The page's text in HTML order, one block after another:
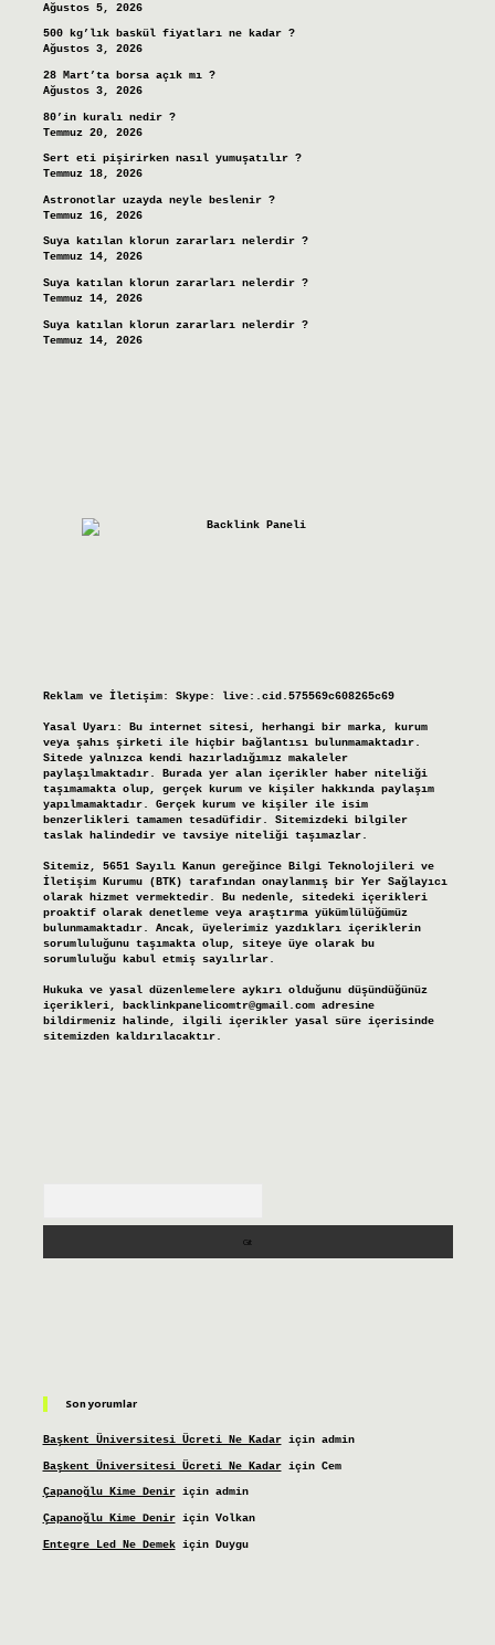
Ağustos 5, 2026
500 kg’lık baskül fiyatları ne kadar ?
Ağustos 3, 2026
28 Mart’ta borsa açık mı ?
Ağustos 3, 2026
80’in kuralı nedir ?
Temmuz 20, 2026
Sert eti pişirirken nasıl yumuşatılır ?
Temmuz 18, 2026
Astronotlar uzayda neyle beslenir ?
Temmuz 16, 2026
Suya katılan klorun zararları nelerdir ?
Temmuz 14, 2026
Suya katılan klorun zararları nelerdir ?
Temmuz 14, 2026
Suya katılan klorun zararları nelerdir ?
Temmuz 14, 2026
Reklam ve İletişim: Skype: live:.cid.575569c608265c69
Yasal Uyarı:
Bu internet sitesi, herhangi bir marka, kurum
veya şahıs şirketi ile hiçbir bağlantısı bulunmamaktadır.
Sitede yalnızca kendi hazırladığımız makaleler
paylaşılmaktadır. Burada yer alan içerikler haber niteliği
taşımamakta olup, gerçek kurum ve kişiler hakkında paylaşım
yapılmamaktadır. Gerçek kurum ve kişiler ile isim
benzerlikleri tamamen tesadüfidir. Sitemizdeki bilgiler
taslak halindedir ve tavsiye niteliği taşımazlar.
Sitemiz, 5651 Sayılı Kanun gereğince Bilgi Teknolojileri ve
İletişim Kurumu (BTK) tarafından onaylanmış bir Yer Sağlayıcı
olarak hizmet vermektedir. Bu nedenle, sitedeki içerikleri
proaktif olarak denetleme veya araştırma yükümlülüğümüz
bulunmamaktadır. Ancak, üyelerimiz yazdıkları içeriklerin
sorumluluğunu taşımakta olup, siteye üye olarak bu
sorumluluğu kabul etmiş sayılırlar.
Hukuka ve yasal düzenlemelere aykırı olduğunu düşündüğünüz
içerikleri, backlinkpanelicomtr@gmail.comadresine
bildirmeniz halinde, ilgili içerikler yasal süre içerisinde
sitemizden kaldırılacaktır.
Son yorumlar
Başkent Üniversitesi Ücreti Ne Kadariçin admin
Başkent Üniversitesi Ücreti Ne Kadariçin Cem
Çapanoğlu Kime Deniriçin admin
Çapanoğlu Kime Deniriçin Volkan
Entegre Led Ne Demekiçin Duygu